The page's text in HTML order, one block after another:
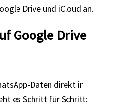
Drive und iCloud an.
Google Drive
Daten direkt in
es Schritt für Schritt: